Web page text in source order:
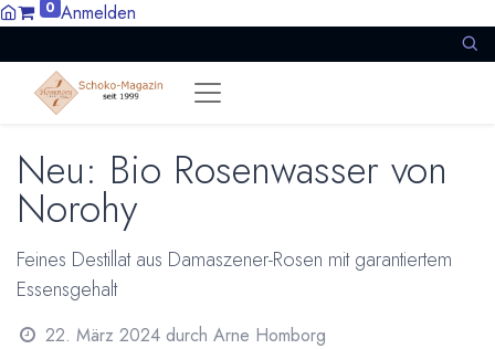
0 Anmelden
Neu: Bio Rosenwasser von
Norohy
Feines Destillat aus Damaszener-Rosen mit garantiertem
Essensgehalt
22. März 2024 durch Arne Homborg